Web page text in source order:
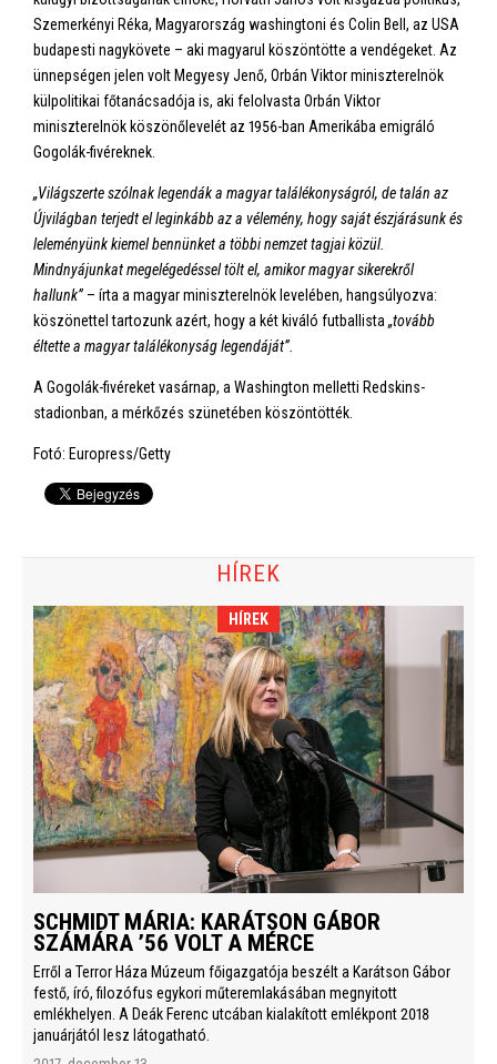
Szemerkényi Réka, Magyarország washingtoni és Colin Bell, az USA
budapesti nagykövete – aki magyarul köszöntötte a vendégeket. Az
ünnepségen jelen volt Megyesy Jenő, Orbán Viktor miniszterelnök
külpolitikai főtanácsadója is, aki felolvasta Orbán Viktor
miniszterelnök köszönőlevelét az 1956-ban Amerikába emigráló
Gogolák-fivéreknek.
„Világszerte szólnak legendák a magyar találékonyságról, de talán az
Újvilágban terjedt el leginkább az a vélemény, hogy saját észjárásunk és
leleményünk kiemel bennünket a többi nemzet tagjai közül.
Mindnyájunkat megelégedéssel tölt el, amikor magyar sikerekről
hallunk” – írta a magyar miniszterelnök levelében, hangsúlyozva:
köszönettel tartozunk azért, hogy a két kiváló futballista „tovább
éltette a magyar találékonyság legendáját”.
A Gogolák-fivéreket vasárnap, a Washington melletti Redskins-
stadionban, a mérkőzés szünetében köszöntötték.
Fotó: Europress/Getty
HÍREK
HÍREK
SCHMIDT MÁRIA: KARÁTSON GÁBOR
SZÁMÁRA ’56 VOLT A MÉRCE
Erről a Terror Háza Múzeum főigazgatója beszélt a Karátson Gábor
festő, író, filozófus egykori műteremlakásában megnyitott
emlékhelyen. A Deák Ferenc utcában kialakított emlékpont 2018
januárjától lesz látogatható.